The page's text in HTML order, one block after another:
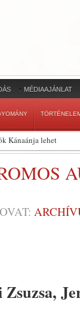
MÉDIAAJÁNLAT
Kánaánja lehet